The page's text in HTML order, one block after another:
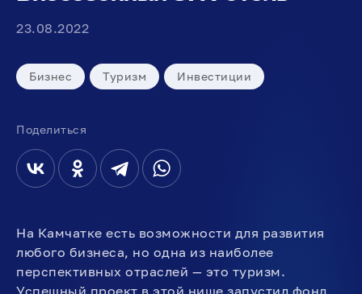
23.08.2022
Бизнес Туризм Инвестиции
Поделиться
На Камчатке есть возможности для развития
любого бизнеса, но одна из наиболее
перспективных отраслей — это туризм.
Успешный проект в этой нише запустил фонд